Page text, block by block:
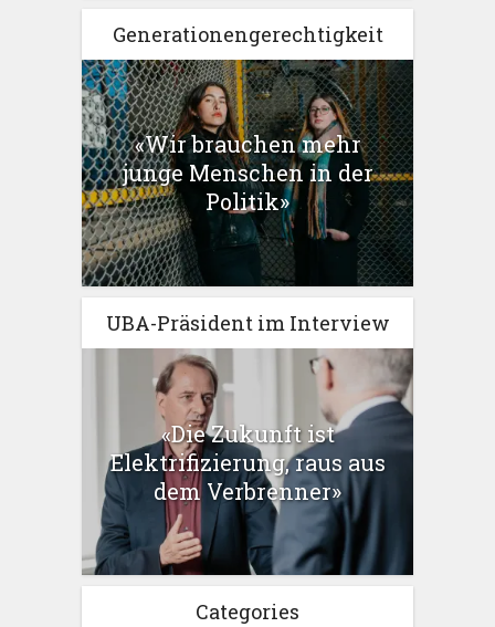
Generationengerechtigkeit
«Wir brauchen mehr
junge Menschen in der
Politik»
UBA-Präsident im Interview
«Die Zukunft ist
Elektrifizierung, raus aus
dem Verbrenner»
Categories